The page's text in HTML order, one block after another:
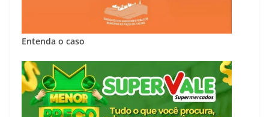
Entenda o caso